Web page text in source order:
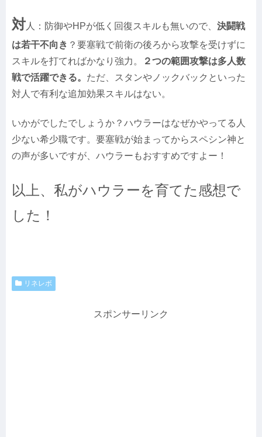
対 人：防御やHPが低く回復スキルも無いので、 決闘戦
は若干不向き ？要塞戦で前衛の後ろから攻撃を受けずに
スキルを打てればかなり強力。
２つの範囲攻撃は多人数
戦で活躍できる。 ただ、スタンやノックバックといった
対人で有利な追加効果スキルはない。
いかがでしたでしょうか？ハウラーはなぜかやってる人
少ない希少職です。要塞戦が始まってからスペシン神と
の声が多いですが、ハウラーもおすすめですよー！
以上、私がハウラーを育てた感想で
した！
リネレボ
スポンサーリンク